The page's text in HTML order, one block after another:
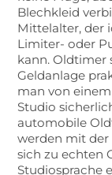
Blechkleid
Mittelalter, der
Limiter- oder
kann. Oldtimer
Geldanlage
man von
Studio
automobile
werden mit der
sich zu echten
Studiosprache